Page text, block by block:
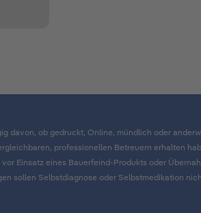
davon, ob gedruckt, Online, mündlich oder
professionellen Betreuern erhalten
Einsatz eines Bauerfeind-Produkts oder
sollen Selbstdiagnose oder Selbstmedikation